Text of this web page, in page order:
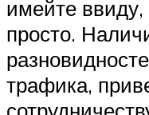
имейте ввиду,
просто.
трафика,